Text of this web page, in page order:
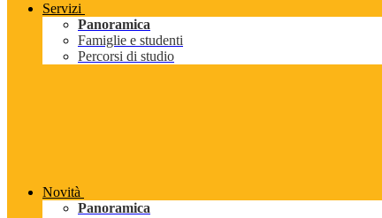
Servizi
Panoramica
Famiglie e studenti
Percorsi di studio
Novità
Panoramica